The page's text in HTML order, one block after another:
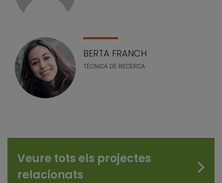
BERTA FRANCH
TÈCNICA DE RECERCA
Veure tots els projectes
relacionats